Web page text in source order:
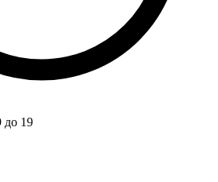
до 19